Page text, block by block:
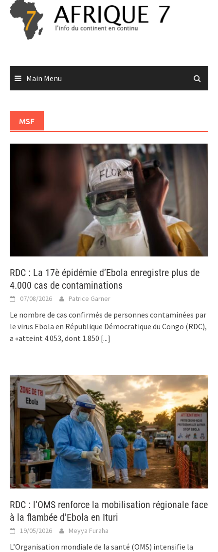
Skip
content
Main Menu
MSF
RDC : La 17è épidémie d’Ebola enregistre plus de
4.000 cas de contaminations
07/08/2026 Patrice Garner
Le nombre de cas confirmés de personnes contaminées par
le virus Ebola en République Démocratique du Congo (RDC),
a «atteint 4.053, dont 1.850 [...]
RDC : l’OMS renforce la mobilisation régionale face
à la flambée d’Ebola en Ituri
19/05/2026 Meyya Furaha
L’Organisation mondiale de la santé (OMS) intensifie la